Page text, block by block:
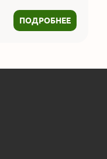
ПОДРОБНЕЕ